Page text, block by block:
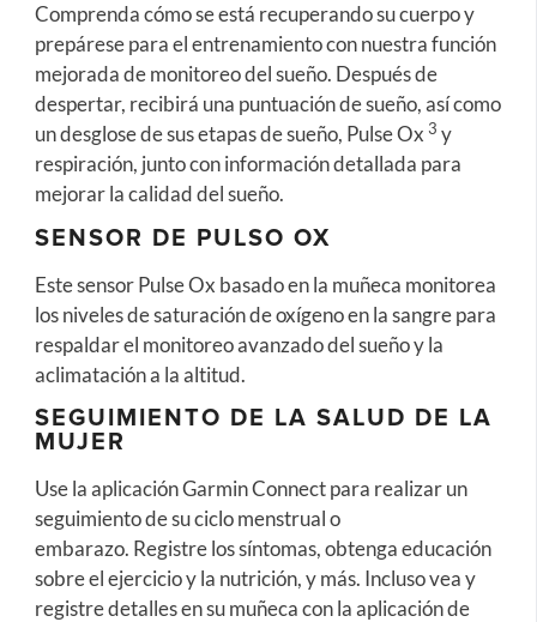
Comprenda cómo se está recuperando su cuerpo y
prepárese para el entrenamiento con nuestra función
mejorada de monitoreo del sueño. Después de
despertar, recibirá una puntuación de sueño, así como
un desglose de sus etapas de sueño, Pulse Ox 3 y
respiración, junto con información detallada para
mejorar la calidad del sueño.
SENSOR DE PULSO OX
Este sensor Pulse Ox basado en la muñeca monitorea
los niveles de saturación de oxígeno en la sangre para
respaldar el monitoreo avanzado del sueño y la
aclimatación a la altitud.
SEGUIMIENTO DE LA SALUD DE LA
MUJER
Use la aplicación Garmin Connect para realizar un
seguimiento de su ciclo menstrual o
embarazo. Registre los síntomas, obtenga educación
sobre el ejercicio y la nutrición, y más. Incluso vea y
registre detalles en su muñeca con la aplicación de